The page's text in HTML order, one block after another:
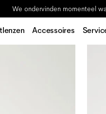
We ondervinden momenteel
Accessoires